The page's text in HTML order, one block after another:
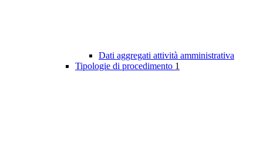
Dati aggregati attività amministrativa
Tipologie di procedimento 1